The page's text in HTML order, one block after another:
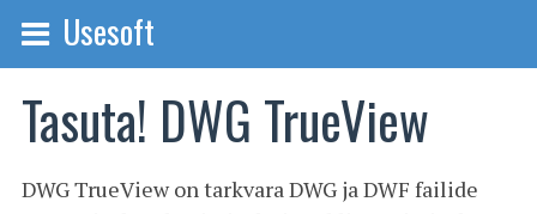
Usesoft
Tasuta! DWG TrueView
DWG TrueView on tarkvara DWG ja DWF failide